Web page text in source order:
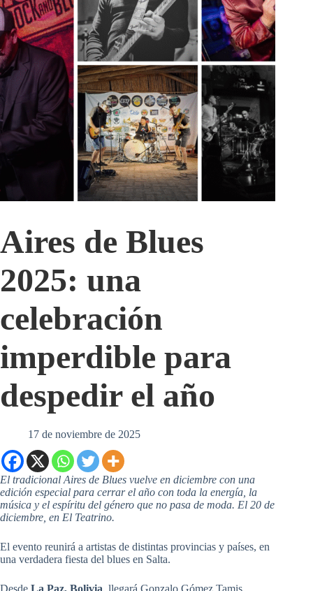
Aires de Blues
2025: una
celebración
imperdible para
despedir el año
17 de noviembre de 2025
El tradicional Aires de Blues vuelve en diciembre con una
edición especial para cerrar el año con toda la energía, la
música y el espíritu del género que no pasa de moda. El 20 de
diciembre, en El Teatrino.
El evento reunirá a artistas de distintas provincias y países, en
una verdadera fiesta del blues en Salta.
Desde La Paz, Bolivia, llegará Gonzalo Gómez Tamis,